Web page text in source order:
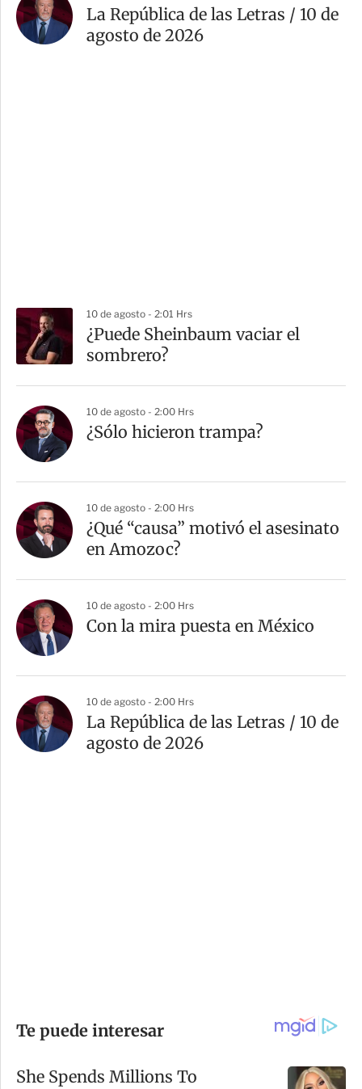
La República de las Letras / 10 de
agosto de 2026
10 de agosto - 2:01 Hrs
¿Puede Sheinbaum vaciar el
sombrero?
10 de agosto - 2:00 Hrs
¿Sólo hicieron trampa?
10 de agosto - 2:00 Hrs
¿Qué “causa” motivó el asesinato
en Amozoc?
10 de agosto - 2:00 Hrs
Con la mira puesta en México
10 de agosto - 2:00 Hrs
La República de las Letras / 10 de
agosto de 2026